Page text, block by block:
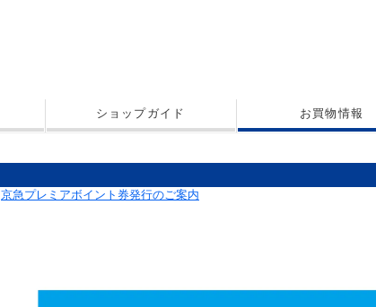
ショップガイド お買物情報
京急プレミアボイント券発行のご案内